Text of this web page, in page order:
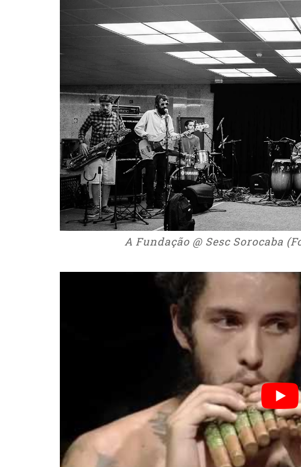
A Fundação @ Sesc Sorocaba